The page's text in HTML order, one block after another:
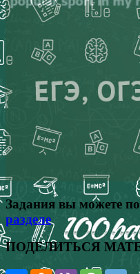
Задания вы можете
разделе
ПОДЕЛИТЬСЯ